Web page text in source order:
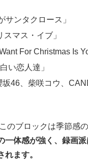
サンタクロース」
スマス・イブ」
For Christmas Is
い恋人達」
坂46、柴咲コウ、
このブロックは季節感
一体感が強く、録画
れます。